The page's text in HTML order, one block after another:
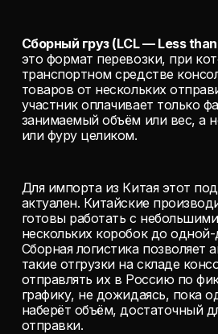
Сборный груз (LCL — Less
это формат перевозки, при
транспортном средстве
товаров от нескольких
участник оплачивает только
занимаемый объём или вес, а
или фуру целиком.
Для импорта из Китая этот
актуален. Китайские
готовы работать с
нескольких коробок до одной-
Сборная логистика позволяет
такие отгрузки на складе
отправлять их в Россию по
графику, не дожидаясь, пока
наберёт объём, достаточный
отправки.